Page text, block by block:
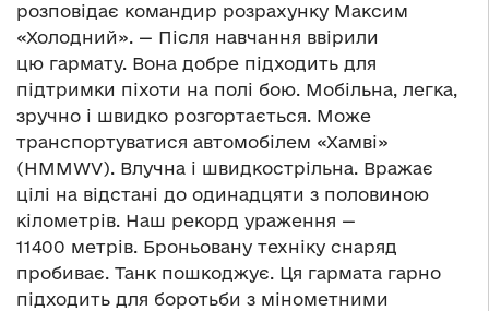
розповідає командир розрахунку Максим
«Холодний». — Після навчання ввірили
цю гармату. Вона добре підходить для
підтримки піхоти на полі бою. Мобільна, легка,
зручно і швидко розгортається. Може
транспортуватися автомобілем «Хамві»
(HMMWV). Влучна і швидкострільна. Вражає
цілі на відстані до одинадцяти з половиною
кілометрів. Наш рекорд ураження —
11400 метрів. Броньовану техніку снаряд
пробиває. Танк пошкоджує. Ця гармата гарно
підходить для боротьби з мінометними